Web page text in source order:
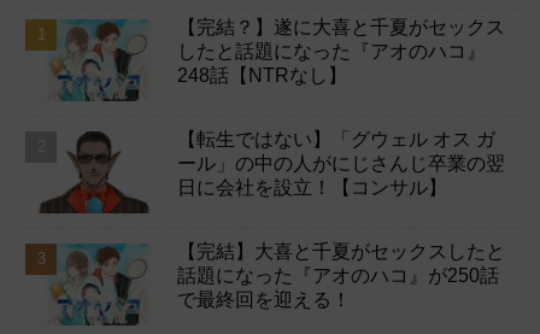
【完結？】遂に大喜と千夏がセックス
したと話題になった『アオのハコ』
248話【NTRなし】
【転生ではない】「グウェル オス ガ
ール」の中の人がにじさんじ卒業の翌
日に会社を設立！【コンサル】
【完結】大喜と千夏がセックスしたと
話題になった『アオのハコ』が250話
で最終回を迎える！